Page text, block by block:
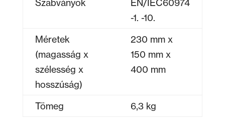
Szabványok
EN/IEC60974
-1. -10.
Méretek
(magasság x
szélesség x
hosszúság)
230 mm x
150 mm x
400 mm
Tömeg 6,3 kg